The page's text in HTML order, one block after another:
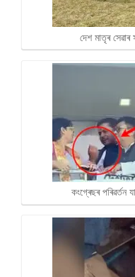
দেশ মাতৃৰ
কংগ্ৰেছৰ